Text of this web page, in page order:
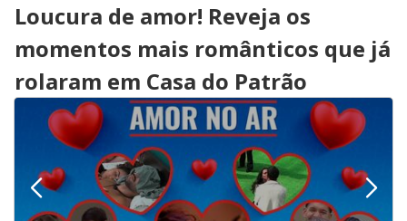
Loucura de amor! Reveja os
momentos mais românticos que já
rolaram em Casa do Patrão